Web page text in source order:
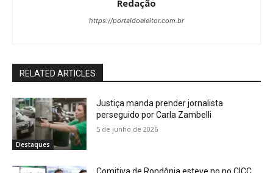
Redação
https://portaldoeleitor.com.br
RELATED ARTICLES
Destaques
Justiça manda prender jornalista
perseguido por Carla Zambelli
5 de junho de 2026
Comitiva de Rondônia esteve no no CICC